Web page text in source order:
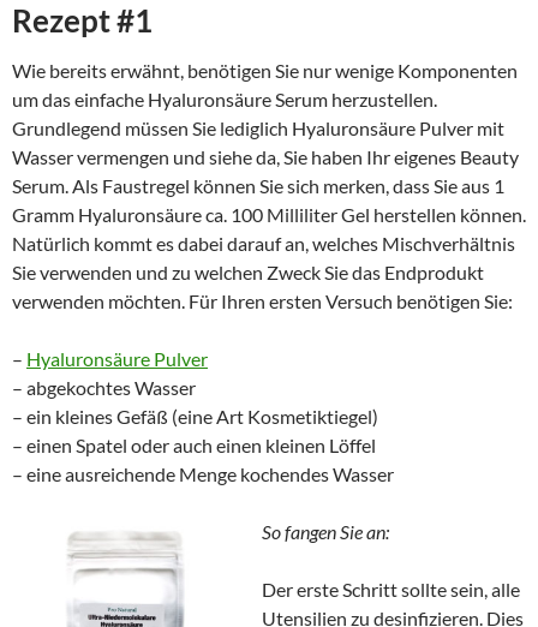
Rezept #1
Wie bereits erwähnt, benötigen Sie nur wenige Komponenten
um das einfache Hyaluronsäure Serum herzustellen.
Grundlegend müssen Sie lediglich Hyaluronsäure Pulver mit
Wasser vermengen und siehe da, Sie haben Ihr eigenes Beauty
Serum. Als Faustregel können Sie sich merken, dass Sie aus 1
Gramm Hyaluronsäure ca. 100 Milliliter Gel herstellen können.
Natürlich kommt es dabei darauf an, welches Mischverhältnis
Sie verwenden und zu welchen Zweck Sie das Endprodukt
verwenden möchten. Für Ihren ersten Versuch benötigen Sie:
– Hyaluronsäure Pulver
– abgekochtes Wasser
– ein kleines Gefäß (eine Art Kosmetiktiegel)
– einen Spatel oder auch einen kleinen Löffel
– eine ausreichende Menge kochendes Wasser
So fangen Sie an:
Der erste Schritt sollte sein, alle
Utensilien zu desinfizieren. Dies